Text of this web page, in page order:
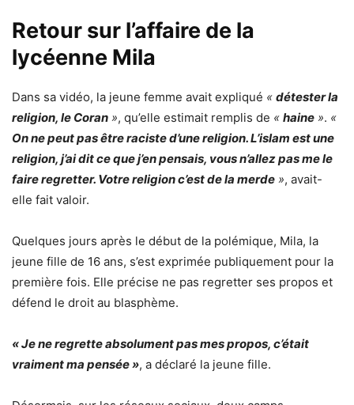
Retour sur l’affaire de la
lycéenne Mila
Dans sa vidéo, la jeune femme avait expliqué « détester la
religion, le Coran », qu’elle estimait remplis de « haine ». «
On ne peut pas être raciste d’une religion. L’islam est une
religion, j’ai dit ce que j’en pensais, vous n’allez pas me le
faire regretter. Votre religion c’est de la merde », avait-
elle fait valoir.
Quelques jours après le début de la polémique, Mila, la
jeune fille de 16 ans, s’est exprimée publiquement pour la
première fois. Elle précise ne pas regretter ses propos et
défend le droit au blasphème.
« Je ne regrette absolument pas mes propos, c’était
vraiment ma pensée », a déclaré la jeune fille.